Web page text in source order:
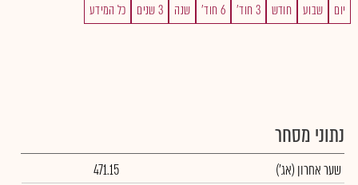
יום שבוע חודש 3 חוד' 6 חוד' שנה 3 שנים כל המידע
נתוני מסחר
שער אחרון (אג')
471.15